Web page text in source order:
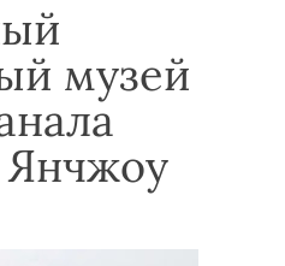
музей
Янчжоу